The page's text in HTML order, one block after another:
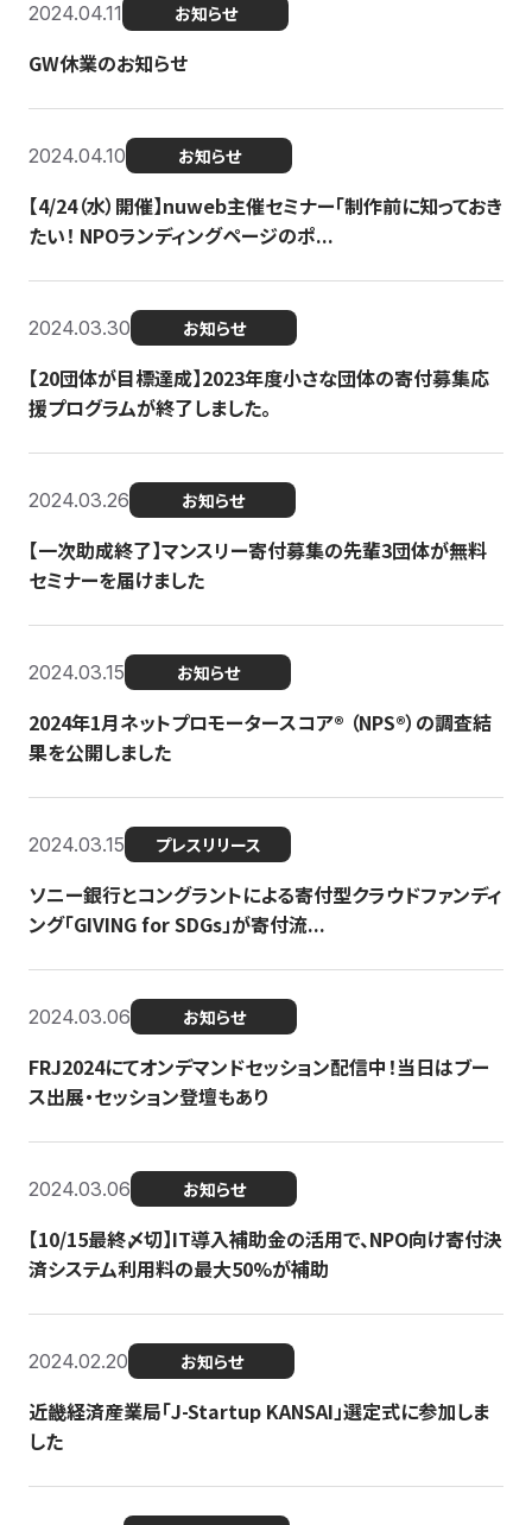
2024.04.11 お知らせ
GW休業のお知らせ
2024.04.10 お知らせ
【4/24（水）開催】nuweb主催セミナー「制作前に知っておき
たい！ NPOランディングページのポ...
2024.03.30 お知らせ
【20団体が目標達成】2023年度小さな団体の寄付募集応
援プログラムが終了しました。
2024.03.26 お知らせ
【一次助成終了】マンスリー寄付募集の先輩3団体が無料
セミナーを届けました
2024.03.15 お知らせ
2024年1月ネットプロモータースコア®︎ （NPS®︎）の調査結
果を公開しました
2024.03.15 プレスリリース
ソニー銀行とコングラントによる寄付型クラウドファンディ
ング「GIVING for SDGs」が寄付流...
2024.03.06 お知らせ
FRJ2024にてオンデマンドセッション配信中！当日はブー
ス出展・セッション登壇もあり
2024.03.06 お知らせ
【10/15最終〆切】IT導入補助金の活用で、NPO向け寄付決
済システム利用料の最大50%が補助
2024.02.20 お知らせ
近畿経済産業局「J-Startup KANSAI」選定式に参加しま
した